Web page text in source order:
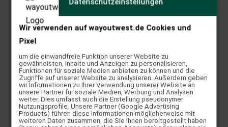
El Campo Randpunzierung / Shorty
Weiterlesen
Quick View
Bückeburger Schulsattel
Wir verwenden auf wayoutwest.de Cookies und
Pixel
um die einwandfreie Funktion unserer Website zu
gewährleisten, Inhalte und Anzeigen zu personalisieren,
Funktionen für soziale Medien anbieten zu können und die
Zugriffe auf unserer Website zu analysieren. Außerdem geben
wir Informationen zu Ihrer Verwendung unserer Website an
unsere Partner für soziale Medien, Werbung und Analysen
weiter. Dies umfasst auch die Erstellung pseudonymer
Nutzungsprofile. Unsere Partner (Google Advertising
Products) führen diese Informationen möglicherweise mit
weiteren Daten zusammen, die Sie ihnen bereitgestellt haben